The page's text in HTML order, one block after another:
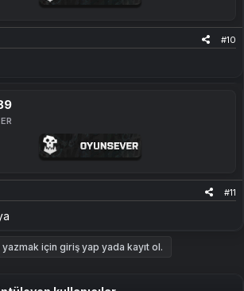
#10
#11
için giriş yap yada kayıt ol.